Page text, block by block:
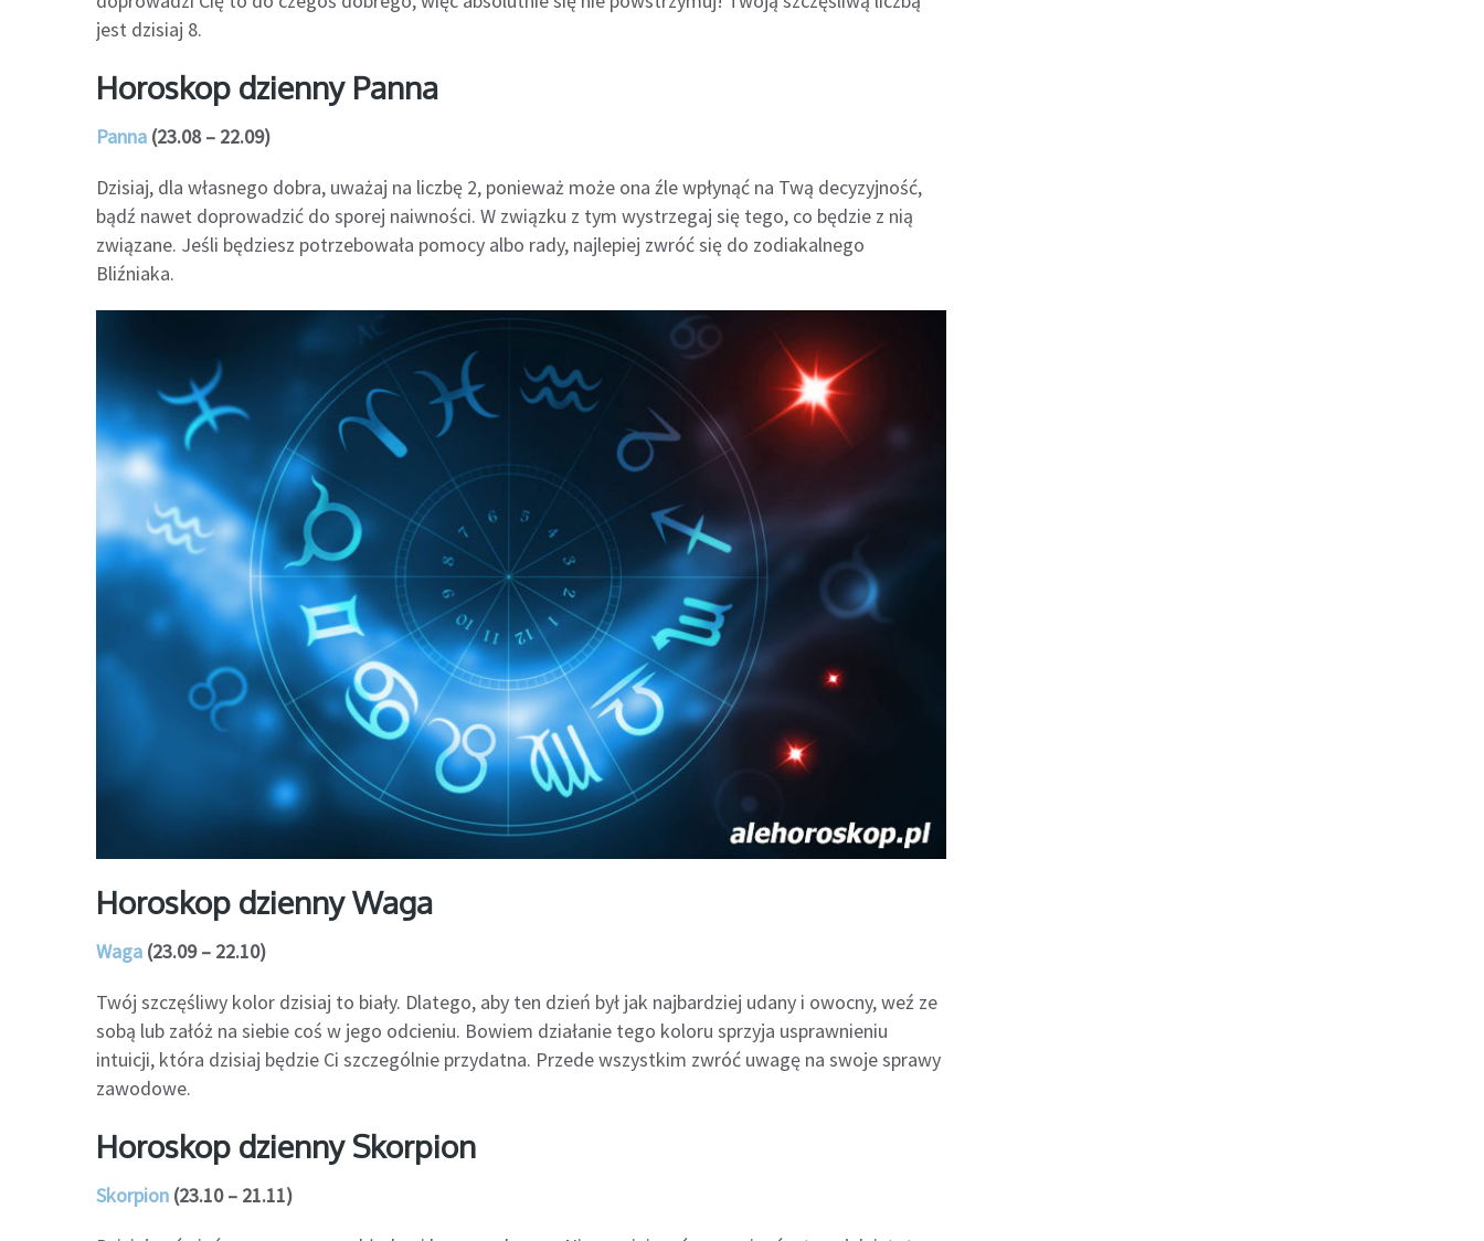
jest dzisiaj 8.
Horoskop dzienny Panna
Panna (23.08 – 22.09)
Dzisiaj, dla własnego dobra, uważaj na liczbę 2, ponieważ może ona źle wpłynąć na Twą decyzyjność,
bądź nawet doprowadzić do sporej naiwności. W związku z tym wystrzegaj się tego, co będzie z nią
związane. Jeśli będziesz potrzebowała pomocy albo rady, najlepiej zwróć się do zodiakalnego
Bliźniaka.
Horoskop dzienny Waga
Waga (23.09 – 22.10)
Twój szczęśliwy kolor dzisiaj to biały. Dlatego, aby ten dzień był jak najbardziej udany i owocny, weź ze
sobą lub załóż na siebie coś w jego odcieniu. Bowiem działanie tego koloru sprzyja usprawnieniu
intuicji, która dzisiaj będzie Ci szczególnie przydatna. Przede wszystkim zwróć uwagę na swoje sprawy
zawodowe.
Horoskop dzienny Skorpion
Skorpion (23.10 – 21.11)